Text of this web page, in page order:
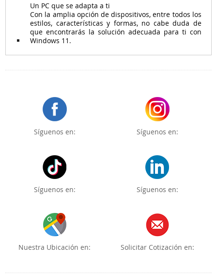
Un PC que se adapta a ti
Con la amplia opción de dispositivos, entre todos los
estilos, características y formas, no cabe duda de
que encontrarás la solución adecuada para ti con
Windows 11.
Síguenos en: Síguenos en:
Síguenos en: Síguenos en:
Nuestra Ubicación en: Solicitar Cotización en: